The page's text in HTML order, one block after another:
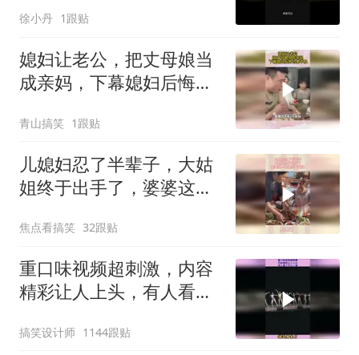
徐小丹 1跟贴
媳妇让老公，把丈母娘当
成亲妈，下幕媳妇后悔也
青山搞笑 1跟贴
儿媳妇忍了半辈子，大姑
姐终于出手了，婆婆这一
焦点看搞笑 32跟贴
重口味视频超刺激，内容
精彩让人上头，有人看了
搞笑设计师 1144跟贴